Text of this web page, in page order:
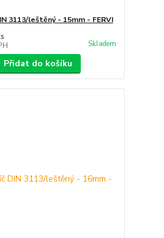
3113/leštěný - 15mm - FERVI
Skladem
Přidat do košíku